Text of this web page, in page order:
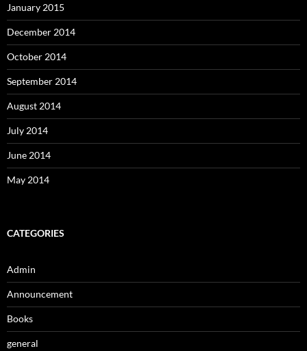
January 2015
December 2014
October 2014
September 2014
August 2014
July 2014
June 2014
May 2014
CATEGORIES
Admin
Announcement
Books
general